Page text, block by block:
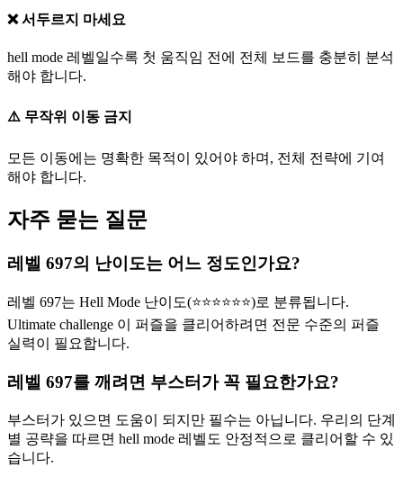
❌ 서두르지 마세요
hell mode 레벨일수록 첫 움직임 전에 전체 보드를 충분히 분석
해야 합니다.
⚠️ 무작위 이동 금지
모든 이동에는 명확한 목적이 있어야 하며, 전체 전략에 기여
해야 합니다.
자주 묻는 질문
레벨 697의 난이도는 어느 정도인가요?
레벨 697는 Hell Mode 난이도(⭐⭐⭐⭐⭐⭐)로 분류됩니다.
Ultimate challenge 이 퍼즐을 클리어하려면 전문 수준의 퍼즐
실력이 필요합니다.
레벨 697를 깨려면 부스터가 꼭 필요한가요?
부스터가 있으면 도움이 되지만 필수는 아닙니다. 우리의 단계
별 공략을 따르면 hell mode 레벨도 안정적으로 클리어할 수 있
습니다.